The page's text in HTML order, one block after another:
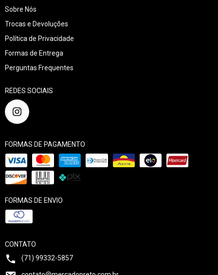
Sobre Nós
Trocas e Devoluções
Política de Privacidade
Formas de Entrega
Perguntas Frequentes
REDES SOCIAIS
FORMAS DE PAGAMENTO
FORMAS DE ENVIO
CONTATO
(71) 99332-5857